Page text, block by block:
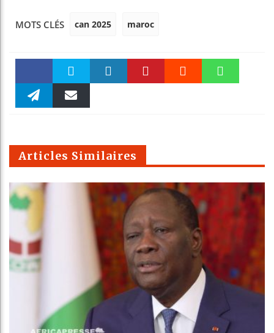
MOTS CLÉS can 2025 maroc
Faceboo Twitter
m
Articles Similaires